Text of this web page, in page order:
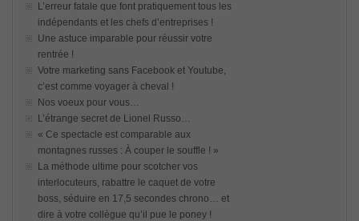
L’erreur fatale que font pratiquement tous les
indépendants et les chefs d’entreprises !
Une astuce imparable pour réussir votre
rentrée !
Votre marketing sans Facebook et Youtube,
c’est comme voyager à cheval !
Nos voeux pour vous…
L’étrange secret de Lionel Russo…
« Ce spectacle est comparable aux
montagnes russes : À couper le souffle ! »
La méthode ultime pour scotcher vos
interlocuteurs, rabattre le caquet de votre
boss, séduire en 17,5 secondes chrono… et
dire à votre collègue qu’il pue le poney !